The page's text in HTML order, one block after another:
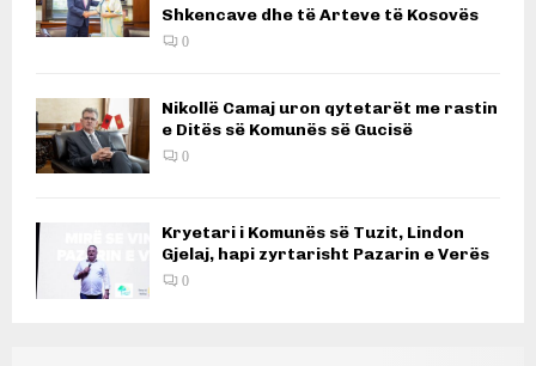
Shkencave dhe të Arteve të Kosovës
0
Nikollë Camaj uron qytetarët me rastin
e Ditës së Komunës së Gucisë
0
Kryetari i Komunës së Tuzit, Lindon
Gjelaj, hapi zyrtarisht Pazarin e Verës
0